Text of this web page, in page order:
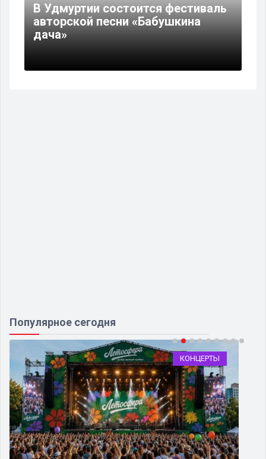
В Удмуртии состоится фестиваль
авторской песни «Бабушкина
дача»
Популярное сегодня
КОНЦЕРТЫ